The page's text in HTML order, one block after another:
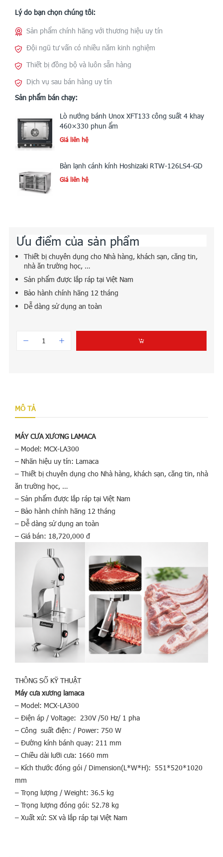
Lý do bạn chọn chúng tôi:
Sản phẩm chính hãng với thương hiệu uy tín
Đội ngũ tư vấn có nhiều năm kinh nghiệm
Thiết bị đồng bộ và luôn sẵn hàng
Dịch vụ sau bán hàng uy tín
Sản phẩm bán chạy:
Lò nướng bánh Unox XFT133 công suất 4 khay
460×330 phun ẩm
Giá liên hệ
Bàn lạnh cánh kính Hoshizaki RTW-126LS4-GD
Giá liên hệ
MÔ TẢ
MÁY CƯA XƯƠNG LAMACA
– Model: MCX-LA300
– Nhãn hiệu uy tín: Lamaca
– Thiết bị chuyên dụng cho Nhà hàng, khách sạn, căng tin, nhà
ăn trường học, …
– Sản phẩm được lắp ráp tại Việt Nam
– Bảo hành chính hãng 12 tháng
– Dễ dàng sử dụng an toàn
– Giá bán: 18,720,000 đ
THÔNG SỐ KỸ THUẬT
Máy cưa xương lamaca
– Model: MCX-LA300
– Điện áp / Voltage: 230V /50 Hz/ 1 pha
– Công suất điện: / Power: 750 W
– Đường kính bánh quay: 211 mm
– Chiều dài lưỡi cưa: 1660 mm
– Kích thước đóng gói / Dimension(L*W*H): 551*520*1020
mm
– Trọng lượng / Weight: 36.5 kg
– Trọng lượng đóng gói: 52.78 kg
– Xuất xứ: SX và lắp ráp tại Việt Nam
Ưu điểm của sản phẩm
Thiết bị chuyên dụng cho Nhà hàng, khách sạn, căng tin,
nhà ăn trường học, …
Sản phẩm được lắp ráp tại Việt Nam
Bảo hành chính hãng 12 tháng
Dễ dàng sử dụng an toàn